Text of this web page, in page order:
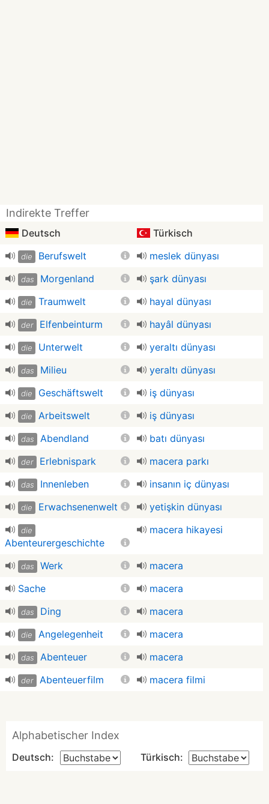
Indirekte Treffer
Deutsch Türkisch
die Berufswelt meslek dünyası
das Morgenland şark dünyası
die Traumwelt hayal dünyası
der Elfenbeinturm hayâl dünyası
die Unterwelt yeraltı dünyası
das Milieu yeraltı dünyası
die Geschäftswelt iş dünyası
die Arbeitswelt iş dünyası
das Abendland batı dünyası
der Erlebnispark macera parkı
das Innenleben insanın iç dünyası
die Erwachsenenwelt yetişkin dünyası
die
Abenteurergeschichte
macera hikayesi
das Werk
macera
Sache
macera
das Ding macera
die Angelegenheit macera
das Abenteuer macera
der Abenteuerfilm macera filmi
Alphabetischer Index
Deutsch: Türkisch: